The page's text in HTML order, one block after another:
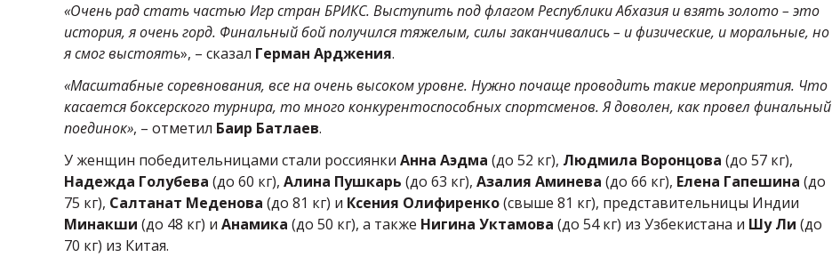
«Очень рад стать частью Игр стран БРИКС. Выступить под флагом Республики Абхазия и взять золото – это
история, я очень горд. Финальный бой получился тяжелым, силы заканчивались – и физические, и моральные, но
я смог выстоять», – сказал Герман Арджения.
«Масштабные соревнования, все на очень высоком уровне. Нужно почаще проводить такие мероприятия. Что
касается боксерского турнира, то много конкурентоспособных спортсменов. Я доволен, как провел финальный
поединок», – отметил Баир Батлаев.
У женщин победительницами стали россиянки Анна Аэдма (до 52 кг), Людмила Воронцова (до 57 кг),
Надежда Голубева (до 60 кг), Алина Пушкарь (до 63 кг), Азалия Аминева (до 66 кг), Елена Гапешина (до
75 кг), Салтанат Меденова (до 81 кг) и Ксения Олифиренко(свыше 81 кг), представительницы Индии
Минакши (до 48 кг) и Анамика (до 50 кг), а также Нигина Уктамова (до 54 кг) из Узбекистана и Шу Ли (до
70 кг) из Китая.